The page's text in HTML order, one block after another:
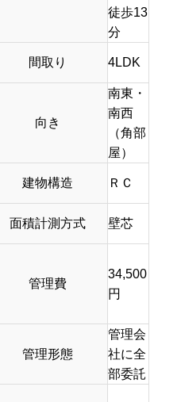
徒歩13
分
間取り 4LDK
向き
南東・
南西
（角部
屋）
建物構造 ＲＣ
面積計測方式 壁芯
管理費
34,500
円
管理形態
管理会
社に全
部委託